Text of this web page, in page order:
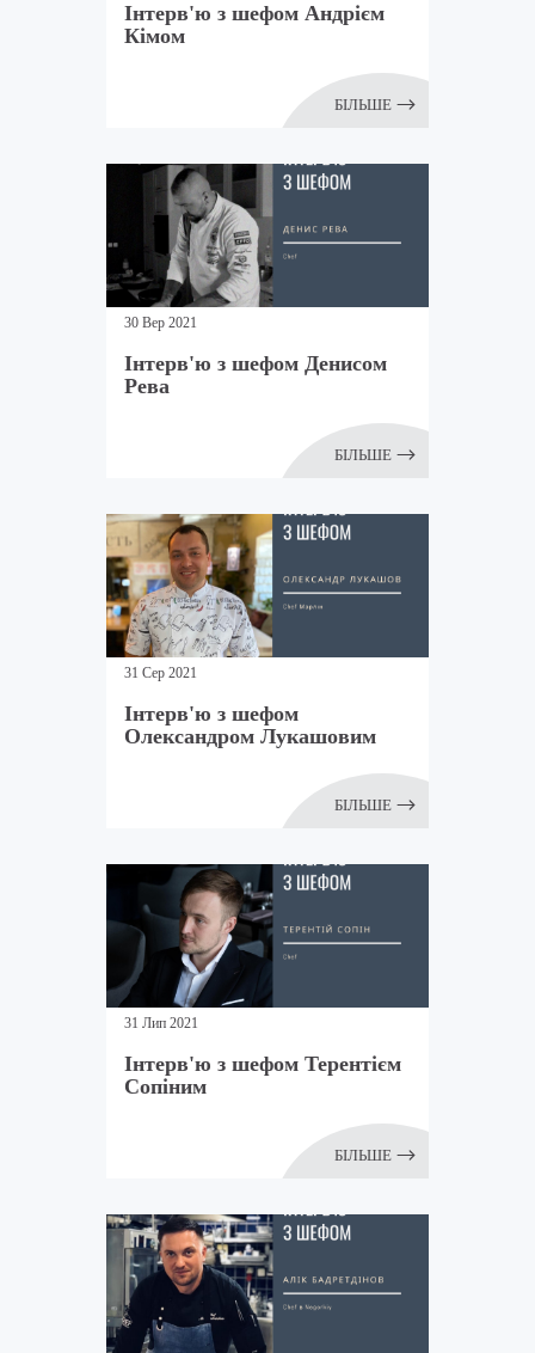
Інтерв'ю з шефом Андрієм
Кімом
БІЛЬШЕ
30 Вер 2021
Інтерв'ю з шефом Денисом
Рева
БІЛЬШЕ
31 Сер 2021
Інтерв'ю з шефом
Олександром Лукашовим
БІЛЬШЕ
31 Лип 2021
Інтерв'ю з шефом Терентієм
Сопіним
БІЛЬШЕ